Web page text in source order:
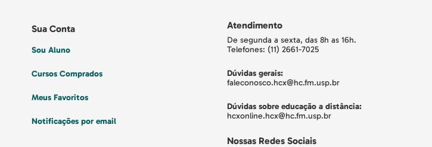
Sua Conta
Sou Aluno
Cursos Comprados
Meus Favoritos
Notificações por email
Atendimento
De segunda a sexta, das 8h as 16h.
Telefones: (11) 2661-7025
Dúvidas gerais:
faleconosco.hcx@hc.fm.usp.br
Dúvidas sobre educação a distância:
hcxonline.hcx@hc.fm.usp.br
Nossas Redes Sociais